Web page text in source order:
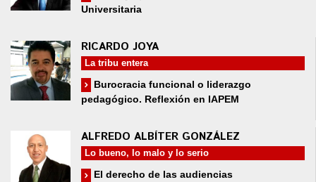
Universitaria
RICARDO JOYA
La tribu entera
Burocracia funcional o liderazgo
pedagógico. Reflexión en IAPEM
ALFREDO ALBÍTER GONZÁLEZ
Lo bueno, lo malo y lo serio
El derecho de las audiencias